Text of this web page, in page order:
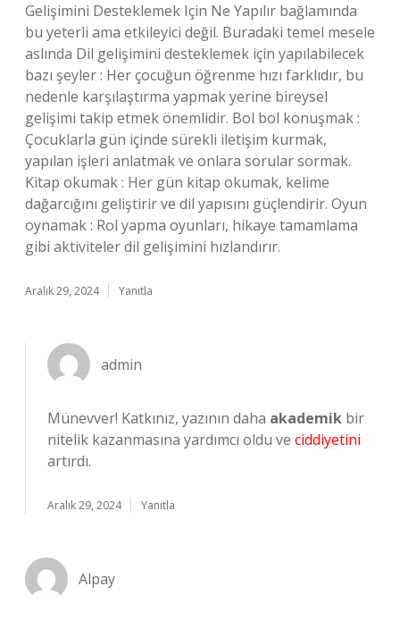
Gelişimini Desteklemek Için Ne Yapılır bağlamında
bu yeterli ama etkileyici değil. Buradaki temel mesele
aslında Dil gelişimini desteklemek için yapılabilecek
bazı şeyler : Her çocuğun öğrenme hızı farklıdır, bu
nedenle karşılaştırma yapmak yerine bireysel
gelişimi takip etmek önemlidir. Bol bol konuşmak :
Çocuklarla gün içinde sürekli iletişim kurmak,
yapılan işleri anlatmak ve onlara sorular sormak.
Kitap okumak : Her gün kitap okumak, kelime
dağarcığını geliştirir ve dil yapısını güçlendirir. Oyun
oynamak : Rol yapma oyunları, hikaye tamamlama
gibi aktiviteler dil gelişimini hızlandırır.
Aralık 29, 2024 Yanıtla
admin
Münevver! Katkınız, yazının daha akademik bir
nitelik kazanmasına yardımcı oldu ve ciddiyetini
artırdı.
Aralık 29, 2024 Yanıtla
Alpay